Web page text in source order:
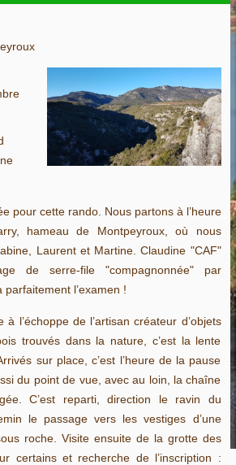
pour cette rando. Nous partons à l’heure
hameau de Montpeyroux, où nous
Laurent et Martine. Claudine "CAF"
de serre-file "compagnonnée" par
l’examen !
l’échoppe de l’artisan créateur d’objets
trouvés dans la nature, c’est la lente
sur place, c’est l’heure de la pause
du point de vue, avec au loin, la chaîne
C’est reparti, direction le ravin du
le passage vers les vestiges d’une
roche. Visite ensuite de la grotte des
certains et recherche de l’inscription :